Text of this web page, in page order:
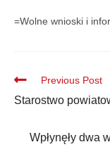
=Wolne wnioski i
Previous Post
Starostwo
Wpłynęły dwa